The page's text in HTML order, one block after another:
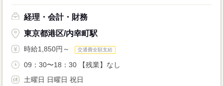
経理・会計・財務
東京都港区/内幸町駅
時給1,850円～ 交通費全額支給
09：30〜18：30 【残業】なし
土曜日 日曜日 祝日